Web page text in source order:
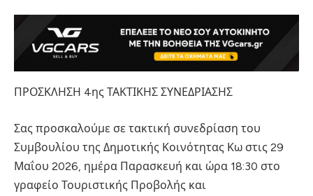
ΠΡΟΣΚΛΗΣΗ 4ης ΤΑΚΤΙΚΗΣ ΣΥΝΕΔΡΙΑΣΗΣ
Σας προσκαλούμε σε τακτική συνεδρίαση του
Συμβουλίου της Δημοτικής Κοινότητας Κω στις 29
Μαΐου 2026, ημέρα Παρασκευή και ώρα 18:30 στο
γραφείο Τουριστικής Προβολής και